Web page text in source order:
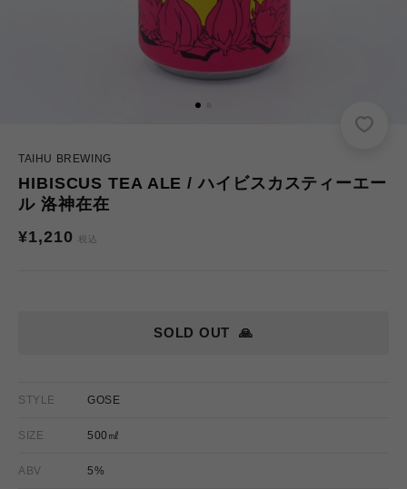
TAIHU BREWING
HIBISCUS TEA ALE / ハイビスカスティーエー
ル 洛神在在
通
¥1,210 税込
🙏
SOLD OUT
STYLE GOSE
SIZE 500㎖
ABV 5%